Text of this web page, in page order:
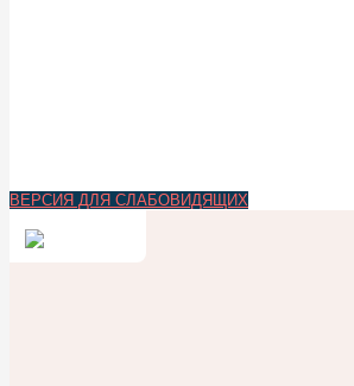
ВЕРСИЯ ДЛЯ СЛАБОВИДЯЩИХ